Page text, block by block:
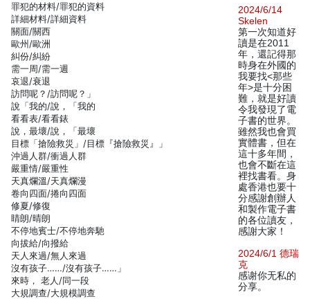
罪犯的材料/罪犯的資料
詳細材料/詳細資料
關面/關西
歐州/歐洲
糾份/糾紛
需一周/需一週
哀退/衰退
訪問呢？/訪問呢？」
說「我的/說，「我的
看看表/看看錶
說，最壞/說，「最壞
目標「搶險救災」/目標『搶險救災』」
沖過人群/衝過人群
嚴重情/嚴重性
天真爛溫/天真爛漫
卷向四面/捲向四面
修夏/修復
睛朗/晴朗
不停地賓士/不停地奔馳
向拔給/向撥給
天人來過/無人來過
沒有孩子……/沒有孩子……」
來時， 老人/同一段
大規調查/大規模調查
2024/6/14
Skelen
第一次知道好
讀是在2011
年，還記得那
時身在外國的
我要找<那些
年>是十分困
難，就是好讀
令我發現了電
子書的世界。
雖然我也會買
實體書，但在
這十多年間，
也會不斷在這
裡找書看。身
處香港也要十
分感謝創辦人
和製作電子書
的各位讀友，
感謝大家！
2024/6/1 德瑞
克
感谢你无私的
分享。